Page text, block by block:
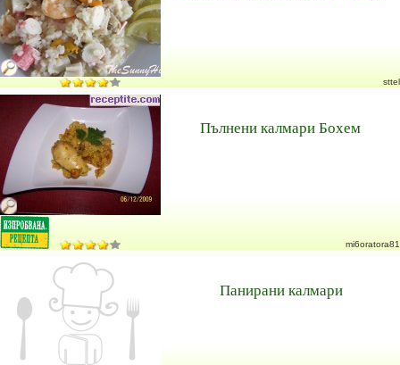
sttel
Пълнени калмари Бохем
mi6oratora81
Панирани калмари